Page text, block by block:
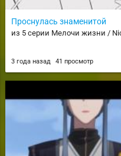
Проснулась знаменитой
из 5 серии Мелочи жизни /
3 года назад 41 просмотр